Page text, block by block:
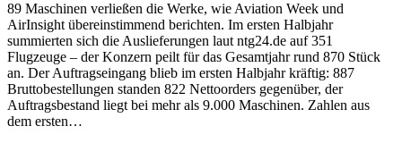
89 Maschinen verließen die Werke, wie Aviation Week und
AirInsight übereinstimmend berichten. Im ersten Halbjahr
summierten sich die Auslieferungen laut ntg24.de auf 351
Flugzeuge – der Konzern peilt für das Gesamtjahr rund 870 Stück
an. Der Auftragseingang blieb im ersten Halbjahr kräftig: 887
Bruttobestellungen standen 822 Nettoorders gegenüber, der
Auftragsbestand liegt bei mehr als 9.000 Maschinen. Zahlen aus
dem ersten…